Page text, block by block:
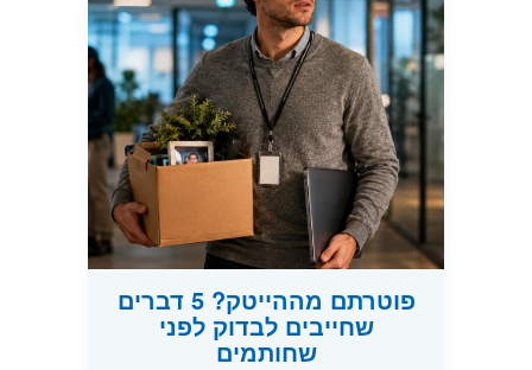
פוטרתם מההייטק? 5 דברים
שחייבים לבדוק לפני
שחותמים